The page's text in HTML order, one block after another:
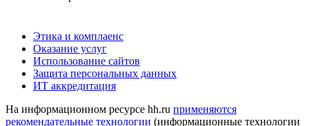
Этика и комплаенс
Оказание услуг
Использование сайтов
Защита персональных данных
ИТ аккредитация
На информационном ресурсе hh.ru применяются
рекомендательные технологии (информационные технологии